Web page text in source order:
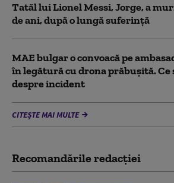
Tatăl lui Lionel Messi, Jorge, a
de ani, după o lungă suferință
MAE bulgar o convoacă pe
în legătură cu drona prăbuşită. Ce
despre incident
CITEȘTE MAI MULTE
Recomandările redacţiei